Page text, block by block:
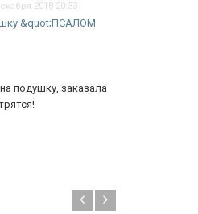
2018 20:33
&quot;ПСАЛОМ
заказала